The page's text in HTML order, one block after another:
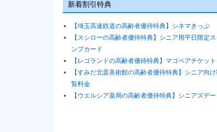
新着割引特典
【埼玉高速鉄道の高齢者優待特典】シネマきっぷ
【スシローの高齢者優待特典】シニア用平日限定ス
ンプカード
【レゴランドの高齢者優待特典】マゴペアチケット
【すみだ北斎美術館の高齢者優待特典】シニア向
覧料金
【ウエルシア薬局の高齢者優待特典】シニアズデー